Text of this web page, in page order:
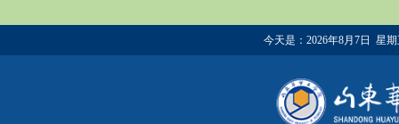
今天是： 2026年8月7日 星